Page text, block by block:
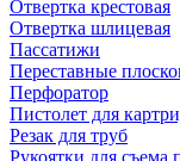
Отвертка крестовая
Отвертка шлицевая
Пассатижи
Переставные
Перфоратор
Пистолет для
Резак для труб
Рукоятки для съема